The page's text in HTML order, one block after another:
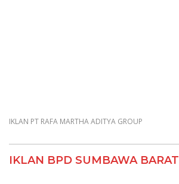
IKLAN PT RAFA MARTHA ADITYA GROUP
IKLAN BPD SUMBAWA BARAT